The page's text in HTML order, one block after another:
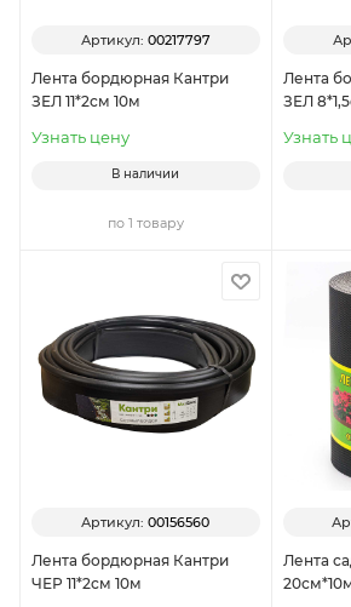
Артикул: 00217797
Лента бордюрная Кантри
ЗЕЛ 11*2см 10м
Узнать цену
В наличии
по 1 товару
Лента
ЗЕЛ
Узнать
Артикул:00156560
Лента бордюрная Кантри
ЧЕР 11*2см 10м
Лента